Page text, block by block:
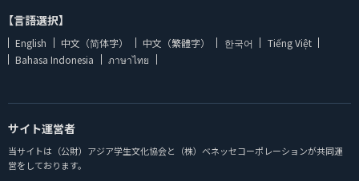
【言語選択】
English 中文（简体字） 中文（繁體字） 한국어
Tiếng Việt
Bahasa Indonesia
ภาษาไทย
サイト運営者
当サイトは（公財）アジア学生文化協会と（株）ベネッセコーポレーションが共同運
営をしております。